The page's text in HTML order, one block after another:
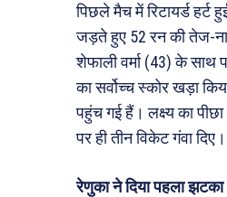
पिछले मैच में रिटायर्ड
जड़ते हुए 52 रन की तेज-
शेफाली वर्मा (43) के साथ
का सर्वोच्च स्कोर खड़ा
पहुंच गई हैं। लक्ष्य का
पर ही तीन विकेट गंवा दिए।
रेणुका ने दिया पहला झटका